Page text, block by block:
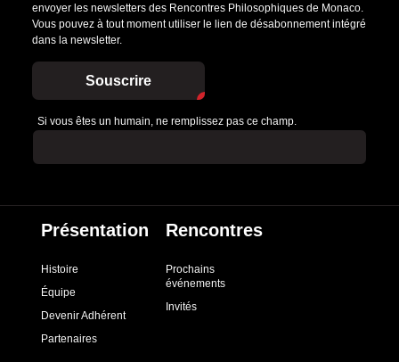
envoyer les newsletters des Rencontres Philosophiques de Monaco.
Vous pouvez à tout moment utiliser le lien de désabonnement intégré
dans la newsletter.
Souscrire
Si vous êtes un humain, ne remplissez pas ce champ.
Présentation
Histoire
Équipe
Devenir Adhérent
Partenaires
Rencontres
Prochains
événements
Invités